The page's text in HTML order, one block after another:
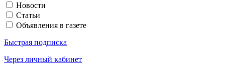
Новости
Статьи
Объявления в газете
Быстрая подписка
Через личный кабинет